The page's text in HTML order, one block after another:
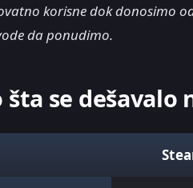
korisne dok donosimo
da ponudimo.
šta se